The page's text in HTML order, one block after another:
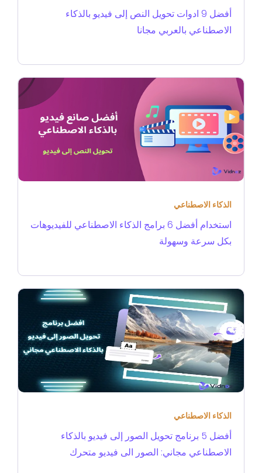
أفضل 9 ادوات تحويل النص إلى فيديو بالذكاء
الاصطناعي بالعربي مجانا
الذكاء الاصطناعي
استخدام أفضل 6 برامج الذكاء الاصطناعي للفيديوهات
بكل سرعة وسهولة
الذكاء الاصطناعي
أفضل 5 برنامج تحويل الصور إلى فيديو بالذكاء
الاصطناعي مجاني: الصور الى فيديو متحرك